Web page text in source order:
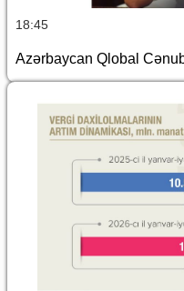
18:45
Azərbaycan Qlobal